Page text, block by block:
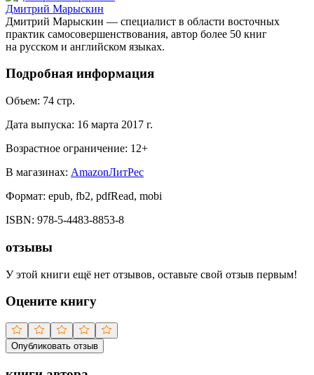
Дмитрий Марыскин
Дмитрий Марыскин — специалист в области восточных
практик самосовершенствования, автор более 50 книг
на русском и английском языках.
Подробная информация
Объем: 74 стр.
Дата выпуска: 16 марта 2017 г.
Возрастное ограничение: 12+
В магазинах: AmazonЛитРес
Формат: epub, fb2, pdfRead, mobi
ISBN: 978-5-4483-8853-8
отзывы
У этой книги ещё нет отзывов, оставьте свой отзыв первым!
Оцените книгу
Опубликовать отзыв